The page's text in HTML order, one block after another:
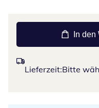
In
Lieferzeit:Bitte